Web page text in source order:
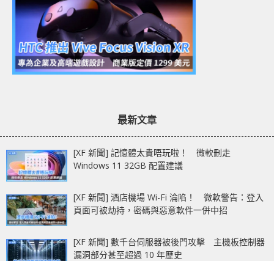
最新文章
[XF 新聞] 記憶體太貴唔玩啦！ 微軟刪走
Windows 11 32GB 配置建議
[XF 新聞] 酒店機場 Wi-Fi 淪陷！ 微軟警告：登入
頁面可被劫持，密碼與惡意軟件一併中招
[XF 新聞] 數千台伺服器被後門攻擊 主機板控制器
漏洞部分甚至超過 10 年歷史